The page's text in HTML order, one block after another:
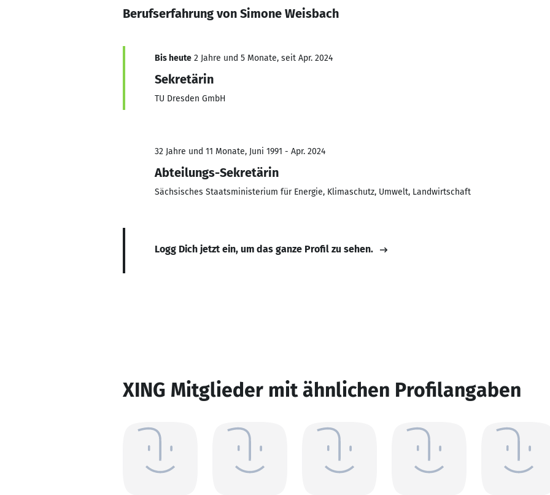
Berufserfahrung von Simone Weisbach
Bis heute 2 Jahre und 5 Monate, seit Apr. 2024
Sekretärin
TU Dresden GmbH
32 Jahre und 11 Monate, Juni 1991 - Apr. 2024
Abteilungs-Sekretärin
Sächsisches Staatsministerium für Energie, Klimaschutz, Umwelt, Landwirtschaft
Logg Dich jetzt ein, um das ganze Profil zu sehen.
XING Mitglieder mit ähnlichen Profilangaben